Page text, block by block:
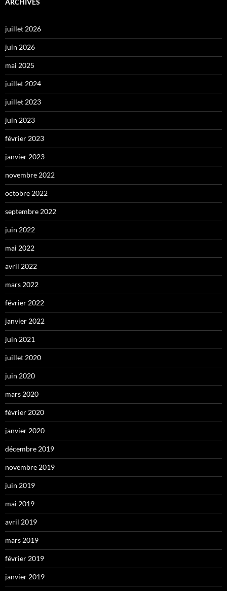
ARCHIVES
juillet 2026
juin 2026
mai 2025
juillet 2024
juillet 2023
juin 2023
février 2023
janvier 2023
novembre 2022
octobre 2022
septembre 2022
juin 2022
mai 2022
avril 2022
mars 2022
février 2022
janvier 2022
juin 2021
juillet 2020
juin 2020
mars 2020
février 2020
janvier 2020
décembre 2019
novembre 2019
juin 2019
mai 2019
avril 2019
mars 2019
février 2019
janvier 2019